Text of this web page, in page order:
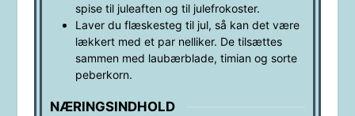
spise til juleaften og til julefrokoster.
Laver du flæskesteg til jul, så kan det være
lækkert med et par nelliker. De tilsættes
sammen med laubærblade, timian og sorte
peberkorn.
NÆRINGSINDHOLD